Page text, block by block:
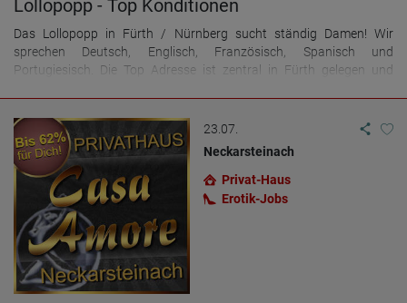
Lollopopp - Top Konditionen
Das Lollopopp in Fürth / Nürnberg sucht ständig Damen! Wir
sprechen Deutsch, Englisch, Französisch, Spanisch und
Portugiesisch. Die Top Adresse ist zentral in Fürth gelegen und
Privathaus mit schönem Ambiente, mit vielen zahlenden Gästen, die
sich auf neue Gesichter freuen. Alle weiteren Informationen erhältst
Du gerne telefonisch. Wir freuen uns auf Deinen Anruf! We speak
english! - Hablamos espanol! - Falamos portugues! - Nous parlons
francais!
23.07.
Neckarsteinach
Privat-Haus
Erotik-Jobs